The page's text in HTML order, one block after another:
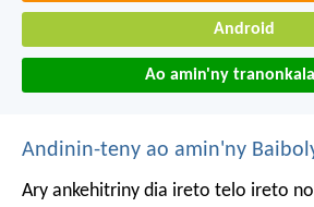
Android
Ao amin'ny
Andinin-teny ao amin'ny
Ary ankehitriny dia ireto telo ireto